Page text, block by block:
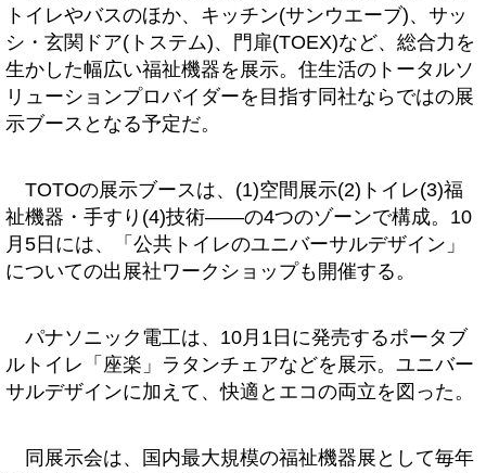
トイレやバスのほか、キッチン(サンウエーブ)、サッ
シ・玄関ドア(トステム)、門扉(TOEX)など、総合力を
生かした幅広い福祉機器を展示。住生活のトータルソ
リューションプロバイダーを目指す同社ならではの展
示ブースとなる予定だ。
TOTOの展示ブースは、(1)空間展示(2)トイレ(3)福
祉機器・手すり(4)技術――の4つのゾーンで構成。10
月5日には、「公共トイレのユニバーサルデザイン」
についての出展社ワークショップも開催する。
パナソニック電工は、10月1日に発売するポータブ
ルトイレ「座楽」ラタンチェアなどを展示。ユニバー
サルデザインに加えて、快適とエコの両立を図った。
同展示会は、国内最大規模の福祉機器展として毎年